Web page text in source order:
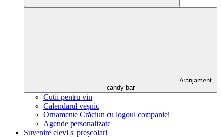
Aranjament
candy bar
Cutii pentru vin
Calendarul veșnic
Ornamente Crăciun cu logoul companiei
Agende personalizate
Suvenire elevi și preșcolari